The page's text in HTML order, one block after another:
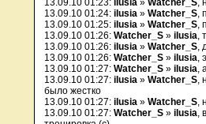
13.09.10 01:23: ilusia » Watcher_S,
13.09.10 01:24: ilusia » Watcher_S,
13.09.10 01:25: ilusia » Watcher_S,
13.09.10 01:26: Watcher_S » ilusia,
13.09.10 01:26: ilusia » Watcher_S,
13.09.10 01:26: Watcher_S » ilusia,
13.09.10 01:27: Watcher_S » ilusia,
13.09.10 01:27: ilusia » Watcher_S,
было жестко
13.09.10 01:27: ilusia » Watcher_S,
13.09.10 01:27: Watcher_S » ilusia,